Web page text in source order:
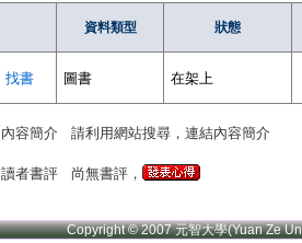
資料類型 狀態
找書 圖書 在架上
內容簡介 請利用網站搜尋，連結內容簡介
讀者書評 尚無書評，
Copyright © 2007 元智大學(Yuan Ze